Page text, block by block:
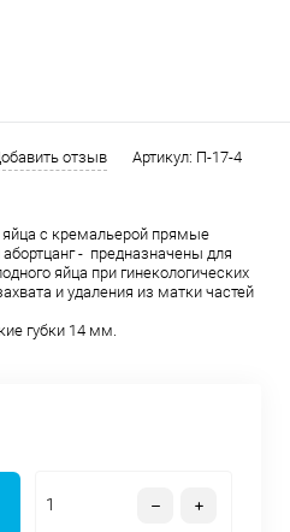
отзыв Артикул: П-17-4
с кремальерой прямые
- предназначены для
яйца при гинекологических
и удаления из матки частей
губки 14 мм.